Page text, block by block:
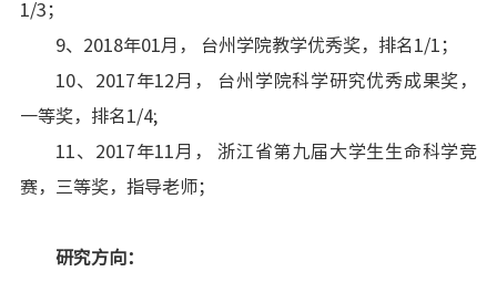
1/3；
9、2018年01月， 台州学院教学优秀奖，排名1/1；
10、2017年12月， 台州学院科学研究优秀成果奖，
一等奖，排名1/4;
11、2017年11月， 浙江省第九届大学生生命科学竞
赛，三等奖，指导老师；
研究方向：